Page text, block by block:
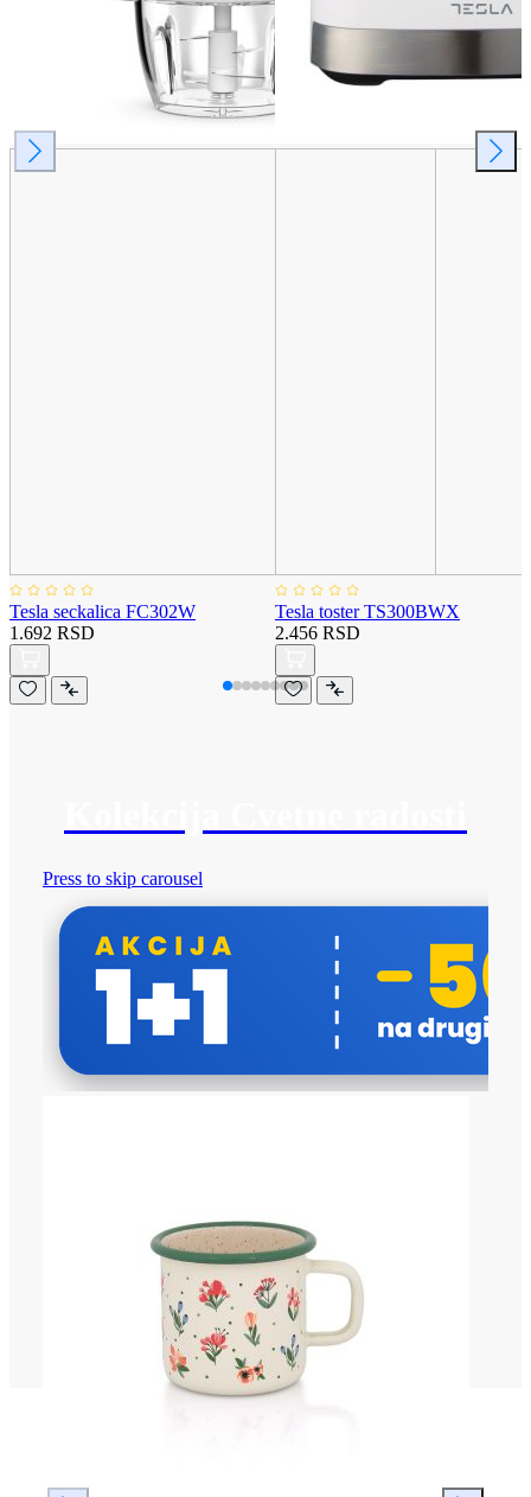
Tesla seckalica FC302W
1.692 RSD
Tesla toster TS300BWX
2.456 RSD
Press to skip carousel